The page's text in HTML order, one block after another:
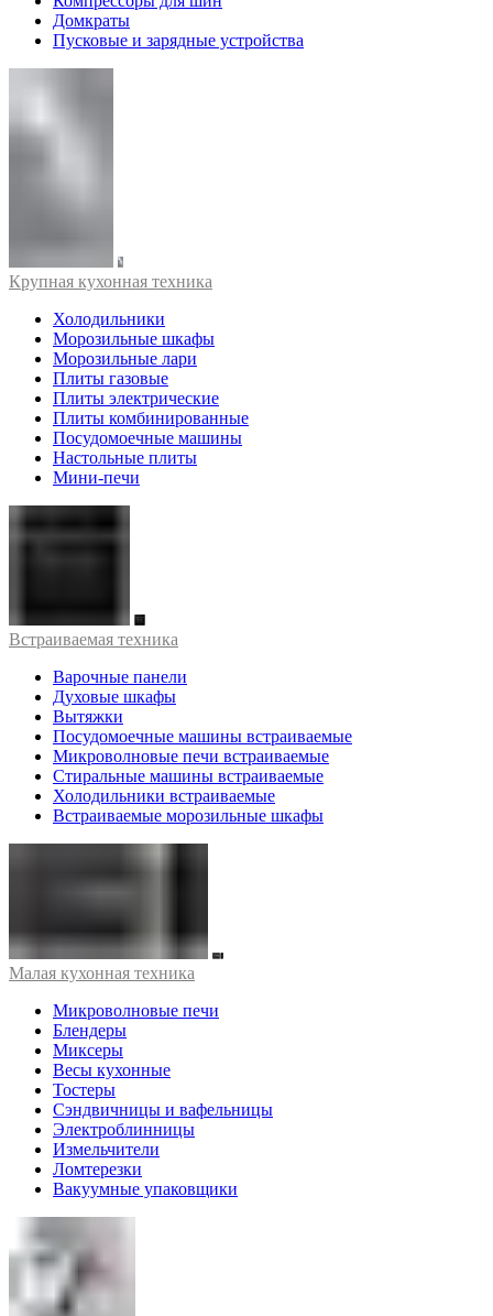
Домкраты
Пусковые и зарядные устройства
Крупная кухонная техника
Холодильники
Морозильные шкафы
Морозильные лари
Плиты газовые
Плиты электрические
Плиты комбинированные
Посудомоечные машины
Настольные плиты
Мини-печи
Встраиваемая техника
Варочные панели
Духовые шкафы
Вытяжки
Посудомоечные машины встраиваемые
Микроволновые печи встраиваемые
Стиральные машины встраиваемые
Холодильники встраиваемые
Встраиваемые морозильные шкафы
Малая кухонная техника
Микроволновые печи
Блендеры
Миксеры
Весы кухонные
Тостеры
Сэндвичницы и вафельницы
Электроблинницы
Измельчители
Ломтерезки
Вакуумные упаковщики